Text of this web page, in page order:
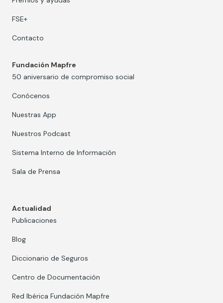
FSE+
Contacto
Fundación Mapfre
50 aniversario de compromiso social
Conócenos
Nuestras App
Nuestros Podcast
Sistema Interno de Información
Sala de Prensa
Actualidad
Publicaciones
Blog
Diccionario de Seguros
Centro de Documentación
Red Ibérica Fundación Mapfre